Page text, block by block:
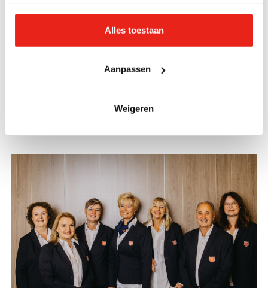
Alles toestaan
Aanpassen
Weigeren
En indien u dat wenst kunnen we ook bij u thuis
langskomen. UIteraard zijn dit soort gesprekken
geheel vrijblijvend en zonder enige verplichting.
maakt voor mensen die onze hulp hard nodig